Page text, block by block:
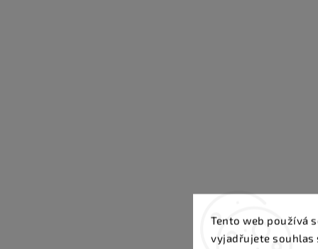
Tento web používá
vyjadřujete souhlas